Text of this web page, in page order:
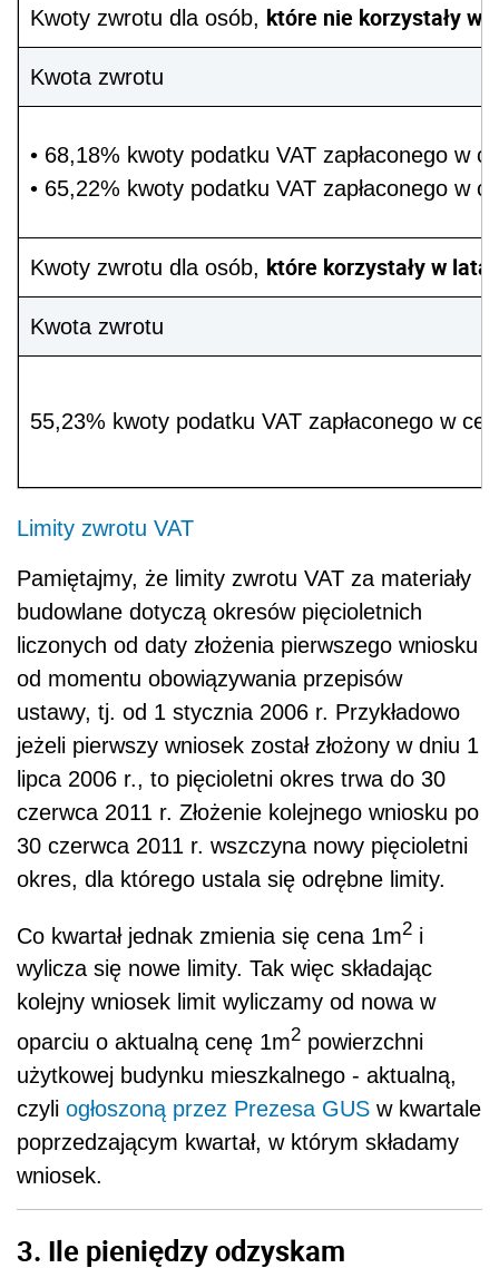
Kwoty zwrotu dla osób, które nie korzystaływ
Kwota zwrotu
• 68,18% kwoty podatku VAT zapłaconego w
• 65,22% kwoty podatku VAT zapłaconego w
Kwoty zwrotu dla osób, które korzystaływ
Kwota zwrotu
55,23% kwoty podatku VAT zapłaconego w
Limity zwrotu VAT
Pamiętajmy, że limity zwrotu VAT za materiały
budowlane dotyczą okresów pięcioletnich
liczonych od daty złożenia pierwszego wniosku
od momentu obowiązywania przepisów
ustawy, tj. od 1 stycznia 2006 r. Przykładowo
jeżeli pierwszy wniosek został złożony w dniu 1
lipca 2006 r., to pięcioletni okres trwa do 30
czerwca 2011 r. Złożenie kolejnego wniosku po
30 czerwca 2011 r. wszczyna nowy pięcioletni
okres, dla którego ustala się odrębne limity.
Co kwartał jednak zmienia się cena 1m2 i
wylicza się nowe limity. Tak więc składając
kolejny wniosek limit wyliczamy od nowa w
oparciu o aktualną cenę 1m2 powierzchni
użytkowej budynku mieszkalnego - aktualną,
czyli ogłoszoną przez Prezesa GUS w kwartale
poprzedzającym kwartał, w którym składamy
wniosek.
3. Ile pieniędzy odzyskam